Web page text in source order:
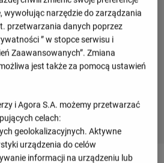
wywołując narzędzie do zarządzania
przetwarzania danych poprzez
” w stopce serwisu i
Zaawansowanych”. Zmiana
jest także za pomocą ustawień
i Agora S.A. możemy przetwarzać
celach:
geolokalizacyjnych. Aktywne
urządzenia do celów
informacji na urządzeniu lub